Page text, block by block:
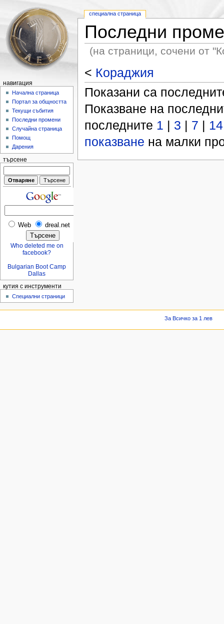
Последни
(на страници, сочени от
< Кораджия
Показани са
Показване на
последните 1 | 3 | 7 | 14
показване на малки
специална страница
навигация
Начална страница
Портал за общността
Текущи събития
Последни промени
Случайна страница
Помощ
Дарения
търсене
Web dreal.net
Who deleted me on
facebook?
Bulgarian Boot Camp
Dallas
кутия с инструменти
Специални страници
За Всичко за 1 лев